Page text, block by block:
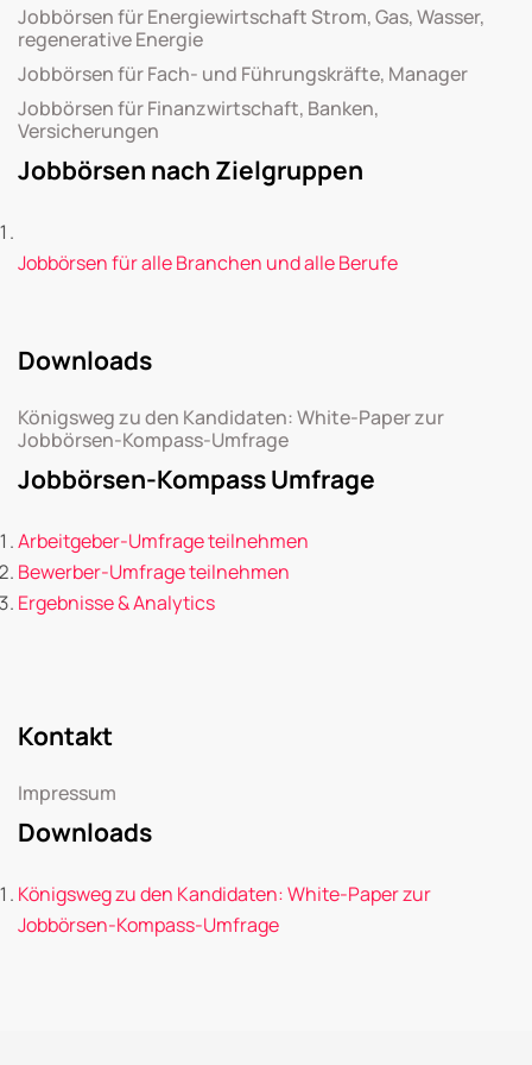
Jobbörsen für Energiewirtschaft Strom, Gas, Wasser,
regenerative Energie
Jobbörsen für Fach- und Führungskräfte, Manager
Jobbörsen für Finanzwirtschaft, Banken,
Versicherungen
Jobbörsen nach Zielgruppen
Jobbörsen für alle Branchen und alle Berufe
Downloads
Königsweg zu den Kandidaten: White-Paper zur
Jobbörsen-Kompass-Umfrage
Jobbörsen-Kompass Umfrage
Arbeitgeber-Umfrage teilnehmen
Bewerber-Umfrage teilnehmen
Ergebnisse & Analytics
Kontakt
Impressum
Downloads
Königsweg zu den Kandidaten: White-Paper zur
Jobbörsen-Kompass-Umfrage